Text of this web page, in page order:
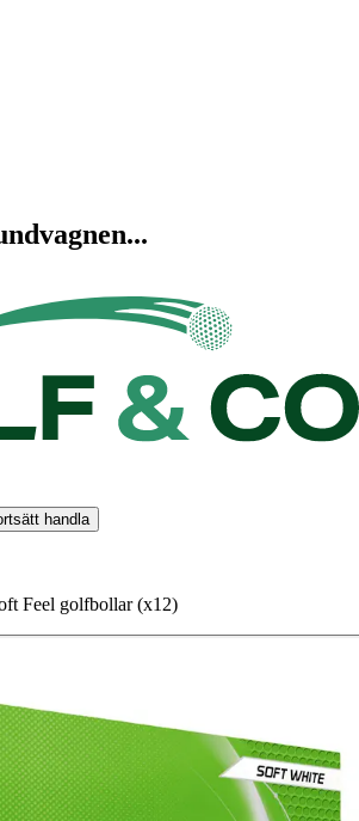
handla
Feel golfbollar (x12)